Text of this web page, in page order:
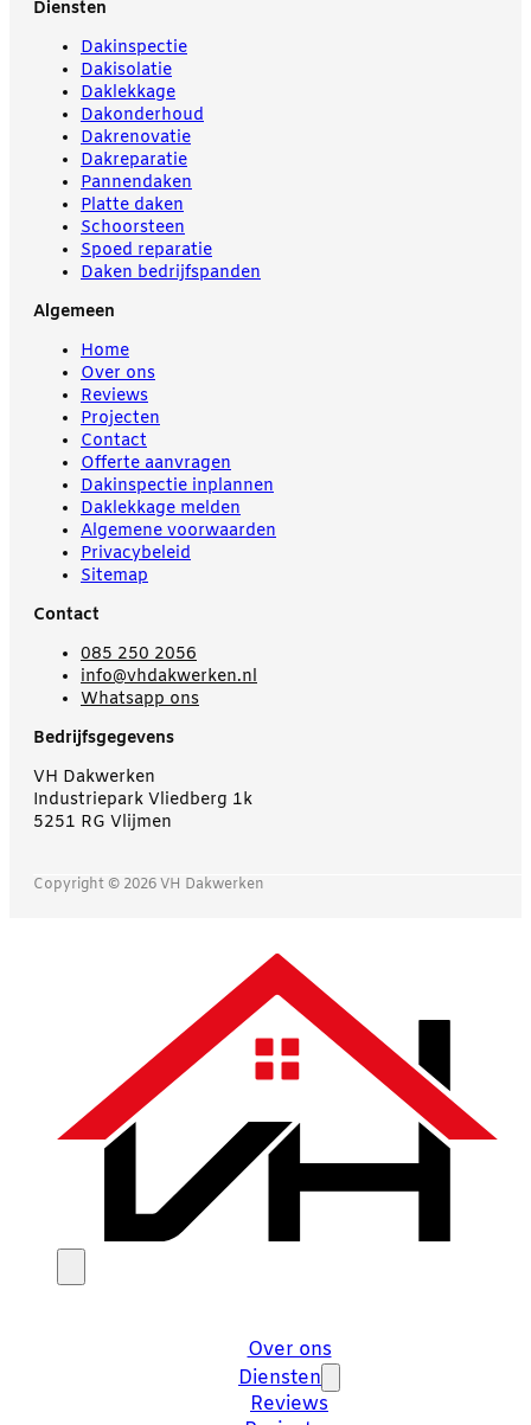
Diensten
Dakinspectie
Dakisolatie
Daklekkage
Dakonderhoud
Dakrenovatie
Dakreparatie
Pannendaken
Platte daken
Schoorsteen
Spoed reparatie
Daken bedrijfspanden
Algemeen
Home
Over ons
Reviews
Projecten
Contact
Offerte aanvragen
Dakinspectie inplannen
Daklekkage melden
Algemene voorwaarden
Privacybeleid
Sitemap
Contact
085 250 2056
info@vhdakwerken.nl
Whatsapp ons
Bedrijfsgegevens
VH Dakwerken
Industriepark Vliedberg 1k
5251 RG Vlijmen
Copyright © 2026 VH Dakwerken
Over ons
Diensten
Reviews